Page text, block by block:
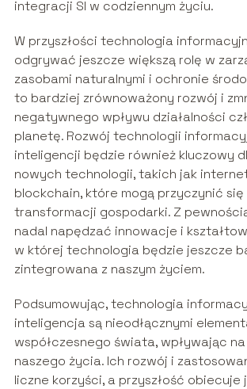
integracji SI w codziennym życiu.
W przyszłości technologia
odgrywać jeszcze większą rolę w
zasobami naturalnymi i ochronie
to bardziej zrównoważony rozwój i
negatywnego wpływu działalności
planetę. Rozwój technologii
inteligencji będzie również kluczowy
nowych technologii, takich jak
blockchain, które mogą przyczynić się
transformacji gospodarki. Z
nadal napędzać innowacje i
w której technologia będzie jeszcze
zintegrowana z naszym życiem.
Podsumowując, technologia
inteligencja są nieodłącznymi
współczesnego świata, wpływając
naszego życia. Ich rozwój i
liczne korzyści, a przyszłość obiecuje